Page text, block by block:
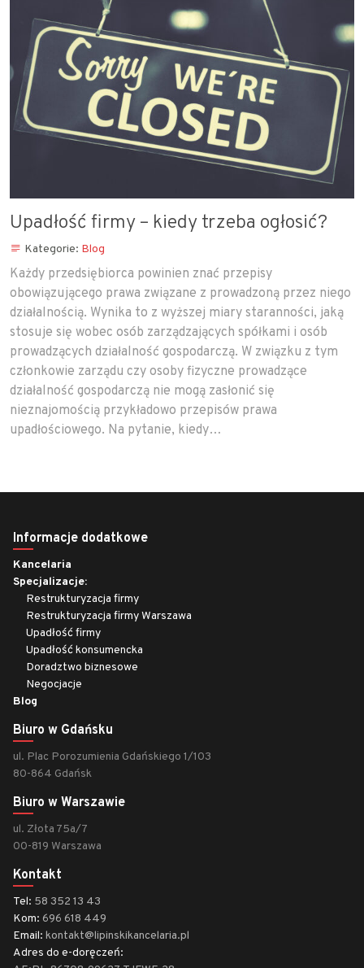
Upadłość firmy – kiedy trzeba ogłosić?
Kategorie: Blog
Każdy przedsiębiorca powinien znać przepisy
obowiązującego prawa związane z prowadzoną przez niego
działalnością. Wynika to z wyższej miary staranności, jaką
stosuje się wobec osób zarządzających spółkami i osób
prowadzących działalność gospodarczą. W związku z tym
członkowie zarządu czy osoby fizyczne prowadzące
działalność gospodarczą nie mogą zasłonić się
nieznajomością przykładowo przepisów prawa
upadłościowego. Na pytanie, kiedy…
Informacje dodatkowe
Kancelaria
Specjalizacje:
Restrukturyzacja firmy
Restrukturyzacja firmy Warszawa
Upadłość firmy
Upadłość konsumencka
Doradztwo biznesowe
Negocjacje
Blog
Biuro w Gdańsku
ul. Plac Porozumienia Gdańskiego 1/103
80-864 Gdańsk
Biuro w Warszawie
ul. Złota 75a/7
00-819 Warszawa
Kontakt
Tel: 58 352 13 43
Kom: 696 618 449
Email: kontakt@lipinskikancelaria.pl
Adres do e-doręczeń: